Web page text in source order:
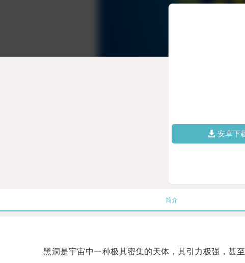
安卓下
简介
黑洞是宇宙中一种极其密集的天体，其引力极强，甚至